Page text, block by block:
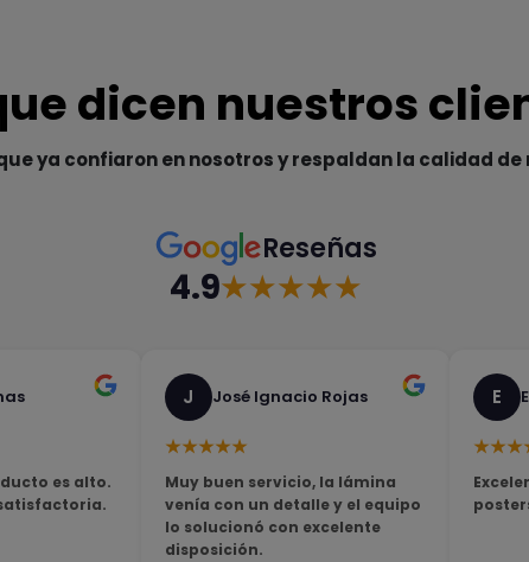
dicen nuestros
ya confiaron en nosotros y respaldan la calidad
Reseñas
4.9★★★★★
es alto.
J José Ignacio Rojas
★★★★★
Muy buen servicio, la lámina
venía con un detalle y el equipo
lo solucionó con excelente
disposición.
E